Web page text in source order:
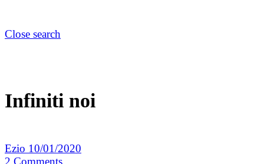
Close search
Infiniti noi
Ezio 10/01/2020